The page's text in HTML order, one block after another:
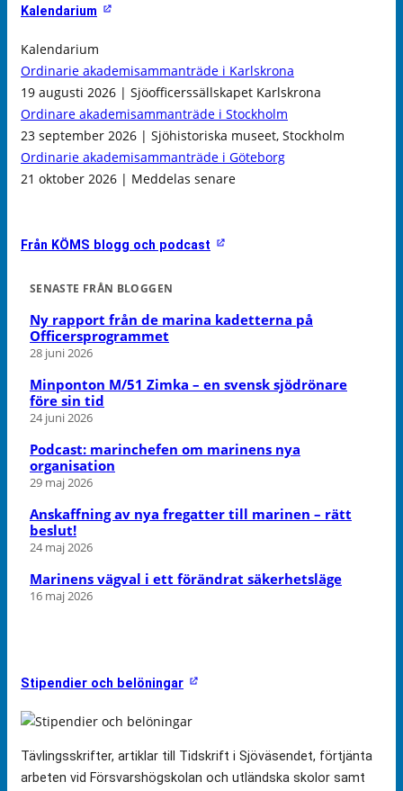
Kalendarium
Kalendarium
Ordinarie akademisammanträde i Karlskrona
19 augusti 2026 | Sjöofficerssällskapet Karlskrona
Ordinare akademisammanträde i Stockholm
23 september 2026 | Sjöhistoriska museet, Stockholm
Ordinarie akademisammanträde i Göteborg
21 oktober 2026 | Meddelas senare
Från KÖMS blogg och podcast
SENASTE FRÅN BLOGGEN
Ny rapport från de marina kadetterna på
Officersprogrammet
28 juni 2026
Minponton M/51 Zimka – en svensk sjödrönare
före sin tid
24 juni 2026
Podcast: marinchefen om marinens nya
organisation
29 maj 2026
Anskaffning av nya fregatter till marinen – rätt
beslut!
24 maj 2026
Marinens vägval i ett förändrat säkerhetsläge
16 maj 2026
Stipendier och belöningar
Tävlingsskrifter, artiklar till Tidskrift i Sjöväsendet, förtjänta
arbeten vid Försvarshögskolan och utländska skolor samt